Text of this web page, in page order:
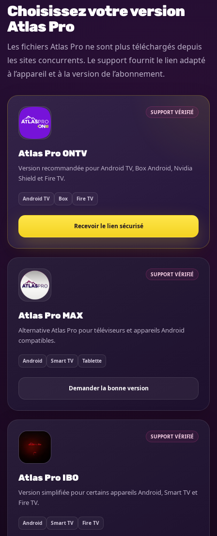
Choisissez votre version
Atlas Pro
Les fichiers Atlas Pro ne sont plus téléchargés depuis
les sites concurrents. Le support fournit le lien adapté
à l’appareil et à la version de l’abonnement.
SUPPORT VÉRIFIÉ
Atlas Pro ONTV
Version recommandée pour Android TV, Box Android, Nvidia
Shield et Fire TV.
Android TV Box Fire TV
Recevoir le lien sécurisé
SUPPORT VÉRIFIÉ
Atlas Pro MAX
Alternative Atlas Pro pour téléviseurs et appareils Android
compatibles.
Android Smart TV Tablette
Demander la bonne version
SUPPORT VÉRIFIÉ
Atlas Pro IBO
Version simplifiée pour certains appareils Android, Smart TV et
Fire TV.
Android Smart TV Fire TV